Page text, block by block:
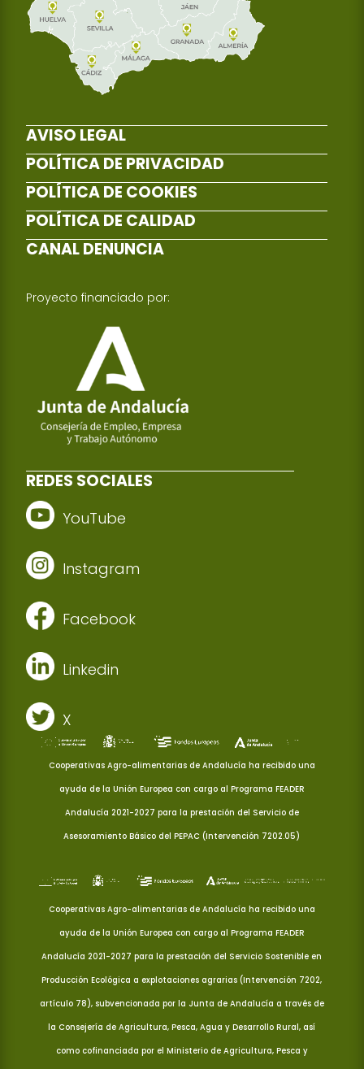
AVISO LEGAL
POLÍTICA DE PRIVACIDAD
POLÍTICA DE COOKIES
POLÍTICA DE CALIDAD
CANAL DENUNCIA
Proyecto financiado por:
REDES SOCIALES
YouTube
Instagram
Facebook
Linkedin
X
Cooperativas Agro-alimentarias de Andalucía ha recibido una
ayuda de la Unión Europea con cargo al Programa FEADER
Andalucía 2021-2027 para la prestación del Servicio de
Asesoramiento Básico del PEPAC (Intervención 7202.05)
Cooperativas Agro-alimentarias de Andalucía ha recibido una
ayuda de la Unión Europea con cargo al Programa FEADER
Andalucía 2021-2027 para la prestación del Servicio Sostenible en
Producción Ecológica a explotaciones agrarias (Intervención 7202,
artículo 78), subvencionada por la Junta de Andalucía a través de
la Consejería de Agricultura, Pesca, Agua y Desarrollo Rural, así
como cofinanciada por el Ministerio de Agricultura, Pesca y